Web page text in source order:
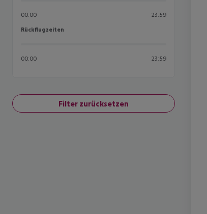
00:00 23:59
Rückflugzeiten
Rückflugzeiten
00:00 23:59
Filter zurücksetzen